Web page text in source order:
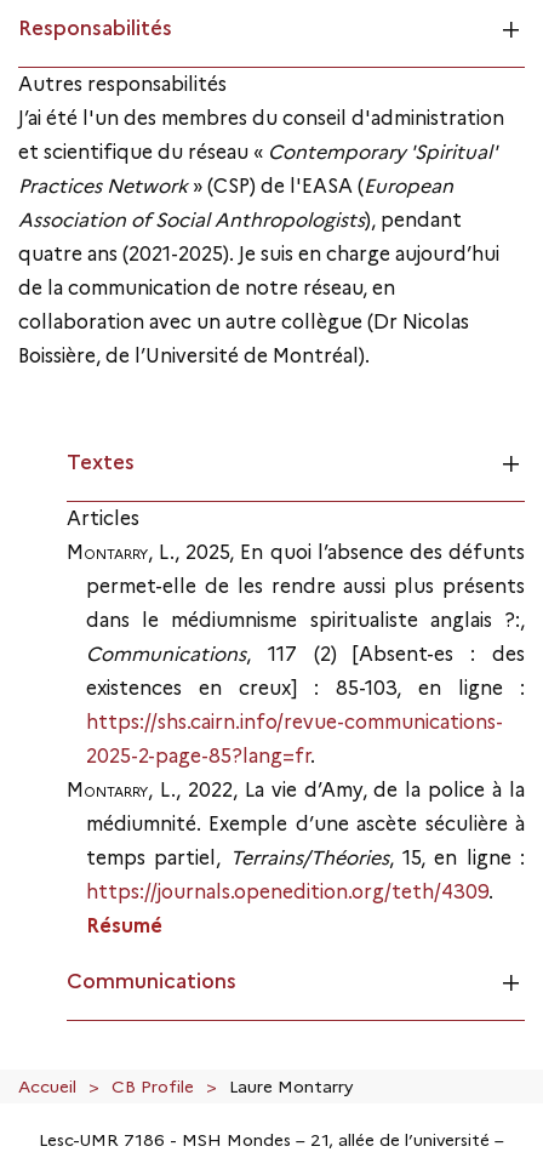
Responsabilités
Autres responsabilités
J’ai été l'un des membres du conseil d'administration
et scientifique du réseau « Contemporary 'Spiritual'
Practices Network» (CSP) de l'EASA (European
Association of Social Anthropologists), pendant
quatre ans (2021-2025). Je suis en charge aujourd’hui
de la communication de notre réseau, en
collaboration avec un autre collègue (Dr Nicolas
Boissière, de l’Université de Montréal).
Textes
Articles
Montarry, L., 2025, En quoi l’absence des défunts
permet-elle de les rendre aussi plus présents
dans le médiumnisme spiritualiste anglais ?:,
Communications, 117 (2) [Absent-es : des
existences en creux] : 85-103, en ligne :
https://shs.cairn.info/revue-communications-
2025-2-page-85?lang=fr.
Montarry, L., 2022, La vie d’Amy, de la police à la
médiumnité. Exemple d’une ascète séculière à
temps partiel, Terrains/Théories, 15, en ligne :
https://journals.openedition.org/teth/4309.
Résumé
Communications
Accueil CB Profile Laure Montarry
Lesc-UMR 7186 - MSH Mondes – 21, allée de l’université –